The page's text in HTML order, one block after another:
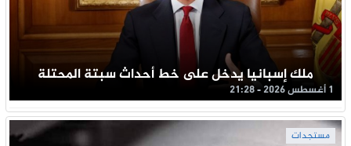
ملك إسبانيا يدخل على خط أحداث سبتة المحتلة
1 أغسطس 2026 - 21:28
مستجدات